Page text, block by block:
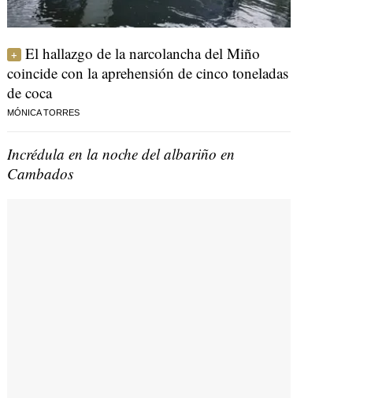
El hallazgo de la narcolancha del Miño
coincide con la aprehensión de cinco toneladas
de coca
MÓNICA TORRES
Incrédula en la noche del albariño en
Cambados